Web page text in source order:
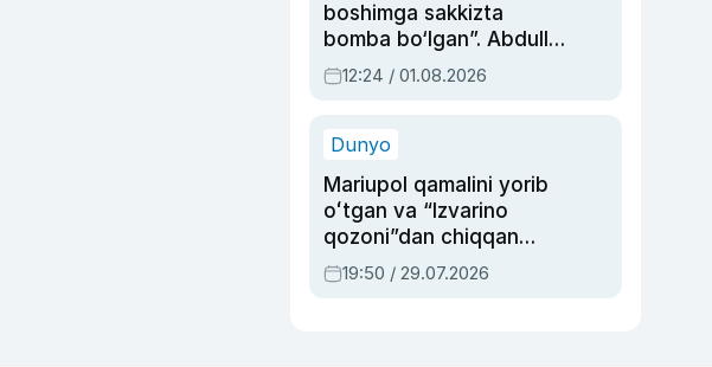
boshimga sakkizta
bomba bo‘lgan”. Abdulla
Oripovni siyosiy
ayblovlardan asrab
12:24 / 01.08.2026
Dunyo
Mariupol qamalini yorib
oʻtgan va “Izvarino
qozoni”dan chiqqan
qahramon — Ukraina
armiyasi bosh
19:50 / 29.07.2026